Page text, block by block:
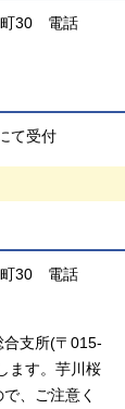
町30 電話
て受付
町30 電話
支所(〒015-
ます。芋川桜
、ご注意く